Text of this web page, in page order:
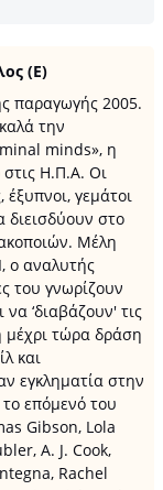
(Ε)
παραγωγής 2005.
την
minds», η
Η.Π.Α. Οι
γεμάτοι
διεισδύουν στο
Μέλη
ο αναλυτής
του γνωρίζουν
‘διαβάζουν' τις
τώρα δράση
και
εγκληματία στην
επόμενό του
Gibson, Lola
A. J. Cook,
Rachel